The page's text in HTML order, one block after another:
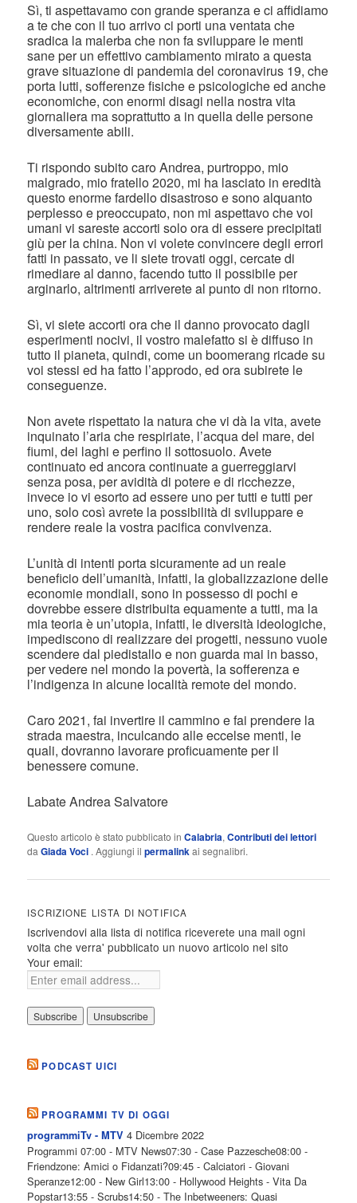
Sì, ti aspettavamo con grande speranza e ci affidiamo
a te che con il tuo arrivo ci porti una ventata che
sradica la malerba che non fa sviluppare le menti
sane per un effettivo cambiamento mirato a questa
grave situazione di pandemia del coronavirus 19, che
porta lutti, sofferenze fisiche e psicologiche ed anche
economiche, con enormi disagi nella nostra vita
giornaliera ma soprattutto a in quella delle persone
diversamente abili.
Ti rispondo subito caro Andrea, purtroppo, mio
malgrado, mio fratello 2020, mi ha lasciato in eredità
questo enorme fardello disastroso e sono alquanto
perplesso e preoccupato, non mi aspettavo che voi
umani vi sareste accorti solo ora di essere precipitati
giù per la china. Non vi volete convincere degli errori
fatti in passato, ve li siete trovati oggi, cercate di
rimediare al danno, facendo tutto il possibile per
arginarlo, altrimenti arriverete al punto di non ritorno.
Sì, vi siete accorti ora che il danno provocato dagli
esperimenti nocivi, il vostro malefatto si è diffuso in
tutto il pianeta, quindi, come un boomerang ricade su
voi stessi ed ha fatto l’approdo, ed ora subirete le
conseguenze.
Non avete rispettato la natura che vi dà la vita, avete
inquinato l’aria che respiriate, l’acqua del mare, dei
fiumi, dei laghi e perfino il sottosuolo. Avete
continuato ed ancora continuate a guerreggiarvi
senza posa, per avidità di potere e di ricchezze,
invece io vi esorto ad essere uno per tutti e tutti per
uno, solo così avrete la possibilità di sviluppare e
rendere reale la vostra pacifica convivenza.
L’unità di intenti porta sicuramente ad un reale
beneficio dell’umanità, infatti, la globalizzazione delle
economie mondiali, sono in possesso di pochi e
dovrebbe essere distribuita equamente a tutti, ma la
mia teoria è un’utopia, infatti, le diversità ideologiche,
impediscono di realizzare dei progetti, nessuno vuole
scendere dal piedistallo e non guarda mai in basso,
per vedere nel mondo la povertà, la sofferenza e
l’indigenza in alcune località remote del mondo.
Caro 2021, fai invertire il cammino e fai prendere la
strada maestra, inculcando alle eccelse menti, le
quali, dovranno lavorare proficuamente per il
benessere comune.
Labate Andrea Salvatore
Questo articolo è stato pubblicato inCalabria,Contributi dei lettori
daGiada Voci . Aggiungi ilpermalinkai segnalibri.
ISCRIZIONE LISTA DI NOTIFICA
Iscrivendovi alla lista di notifica riceverete una mail ogni
volta che verra' pubblicato un nuovo articolo nel sito
Your email:
PODCAST UICI
PROGRAMMI TV DI OGGI
programmiTv - MTV 4 Dicembre 2022
Programmi 07:00 - MTV News07:30 - Case Pazzesche08:00 -
Friendzone: Amici o Fidanzati?09:45 - Calciatori - Giovani
Speranze12:00 - New Girl13:00 - Hollywood Heights - Vita Da
Popstar13:55 - Scrubs14:50 - The Inbetweeners: Quasi